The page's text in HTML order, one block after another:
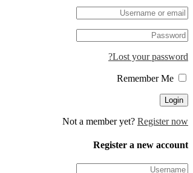
Lost your password?
Not a member yet? Register now
Register a new account